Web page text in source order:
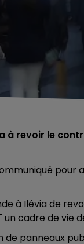
à revoir le
à Ilévia de
cadre de vie
de panneaux